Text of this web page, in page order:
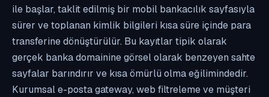
ile başlar, taklit edilmiş bir mobil bankacılık sayfasıyla
sürer ve toplanan kimlik bilgileri kısa süre içinde para
transferine dönüştürülür. Bu kayıtlar tipik olarak
gerçek banka domainine görsel olarak benzeyen sahte
sayfalar barındırır ve kısa ömürlü olma eğilimindedir.
Kurumsal e-posta gateway, web filtreleme ve müşteri